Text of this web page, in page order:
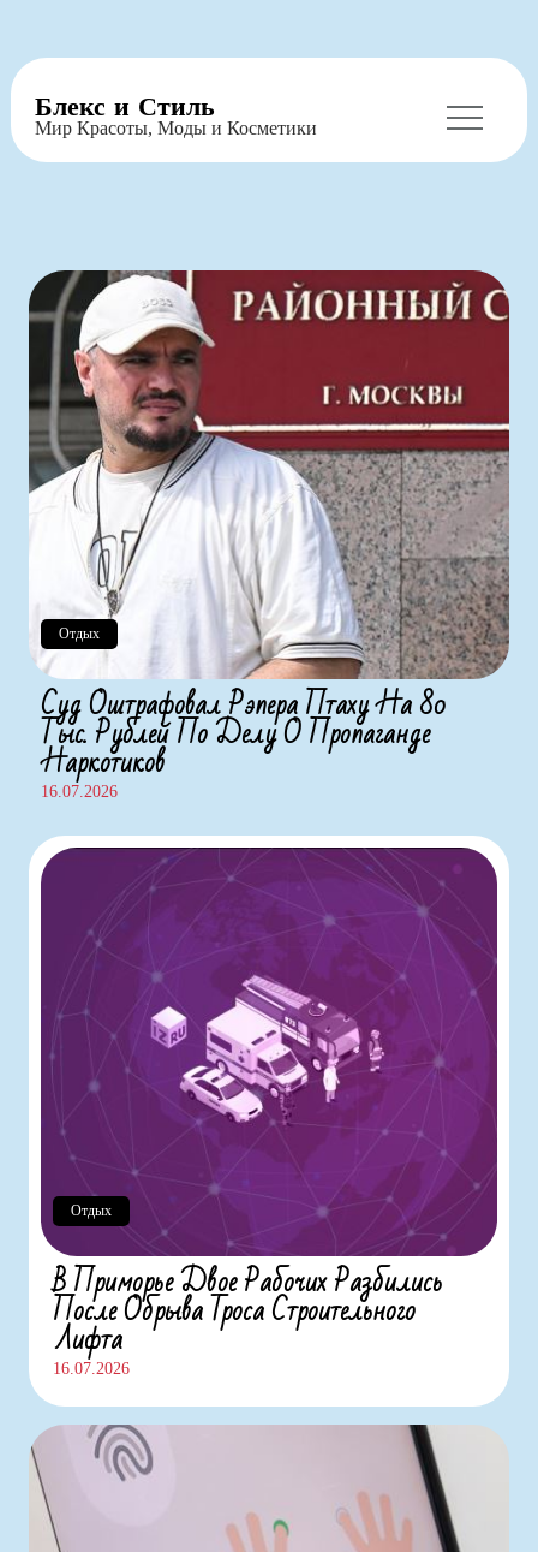
Перейти
содержимому
Блекс и Стиль
Мир Красоты, Моды и Косметики
Отдых
Суд Оштрафовал Рэпера Птаху На 80
Тыс. Рублей По Делу О Пропаганде
Наркотиков
16.07.2026
В Приморье Двое Рабочих Разбились
После Обрыва Троса Строительного
Лифта
16.07.2026
Отдых